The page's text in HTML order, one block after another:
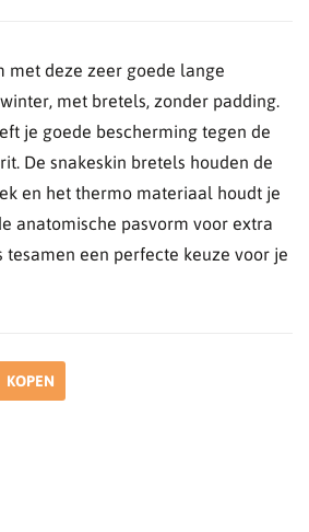
met deze zeer goede lange
met bretels, zonder padding.
je goede bescherming tegen de
De snakeskin bretels houden de
en het thermo materiaal houdt je
anatomische pasvorm voor extra
een perfecte keuze voor je
KOPEN